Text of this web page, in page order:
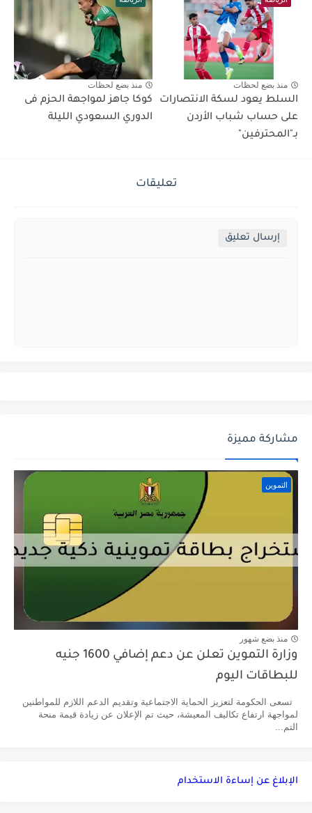
منذ بضع لحظات
السلط يعود لسكة الانتصارات
على حساب شباب الأردن
بـ"المحترفين"
منذ بضع لحظات
كوكا جاهز لمواجهة الحزم فى
الدوري السعودي الليلة
تعليقات
إرسال تعليق
مشاركة مميزة
التموين
منذ بضع شهور
وزارة التموين تعلن عن دعم إضافي 1600 جنيه
للبطاقات اليوم
تسعى الحكومة لتعزيز الحماية الاجتماعية وتقديم الدعم اللازم للمواطنين
لمواجهة ارتفاع تكاليف المعيشة، حيث تم الإعلان عن زيادة قيمة منحة
التم...
الإبلاغ عن إساءة الاستخدام